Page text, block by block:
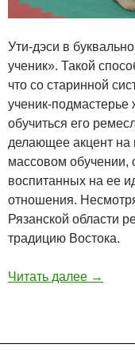
Ути-дэси в
ученик». Такой
что со старинной
ученик-
обучиться его
делающее акцент на
массовом обучении,
воспитанных на ее
отношения.
Рязанской области
традицию Востока.
Читать далее →